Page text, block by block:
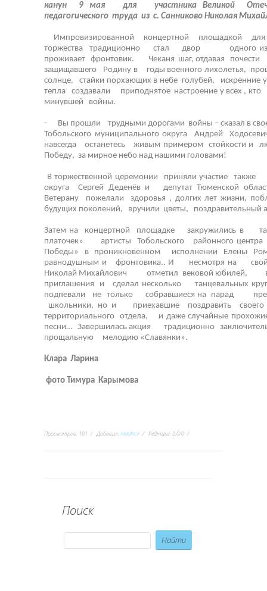
канун 9 мая для участника Великой
педагогического труда из с. Санниково Николая
Импровизированной концертной площадкой
торжества традиционно стал двор одного из
проживает фронтовик. Чеканя шаг, отдавая
защищавшего Родину в годы военного лихолетья,
солнце, стайки порхающих в небе голубей, искренние
тепла создавали приподнятое настроение у всех
минувшей войны.
- Вы прошли трудными дорогами войны – сказал в
Тобольского муниципального округа Андрей
навсегда останетесь живым примером стойкости и
Победу, за мирное небо над нашими головами!
В торжественной церемонии приняли участие также
округа Сергей Деденёв и депутат Тюменской
Ветерану пожелали здоровья , долгих лет жизни,
будущих поколений, вручили цветы, поздравительный
Затем на концертной площадке закружились в
платочек» артисты Тобольского районного центра
Победы» в проникновенном исполнении Елены
равнодушным и фронтовика.. И несмотря на свой
Николай Михайлович отметил вековой юбилей,
приглашения и сделал несколько танцевальных
подпевали не только собравшиеся на парад
школьники, но и приехавшие поздравить
территориального отдела, и даже случайные
песни… Завершилась акция традиционно
прощальную мелодию «Славянки».
Клара Ларина
фото Тимура Карымова
Просмотров: 101 Добавил:redaktor Рейтинг:0.0/0
Поиск